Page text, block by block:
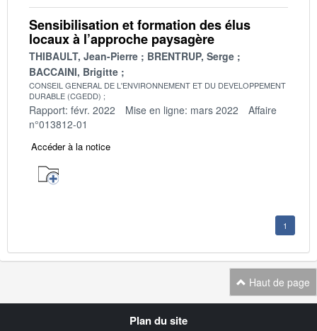
Sensibilisation et formation des élus
locaux à l’approche paysagère
THIBAULT, Jean-Pierre
BRENTRUP, Serge
BACCAINI, Brigitte
CONSEIL GENERAL DE L'ENVIRONNEMENT ET DU DEVELOPPEMENT
DURABLE (CGEDD)
Rapport: févr. 2022 Mise en ligne: mars 2022
Affaire
n°013812-01
Accéder à la notice
1
Haut de page
Plan du site